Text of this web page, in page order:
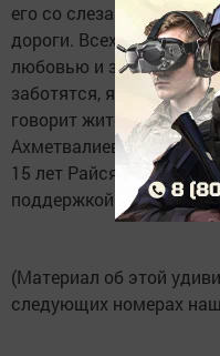
его со слезами на
дороги. Всех пятерых
любовью и заботой.
заботятся, я окружена
говорит жительница
Ахметвалиева. На днях
15 лет Райся нашла в
поддержкой
(Материал об этой
следующих номерах